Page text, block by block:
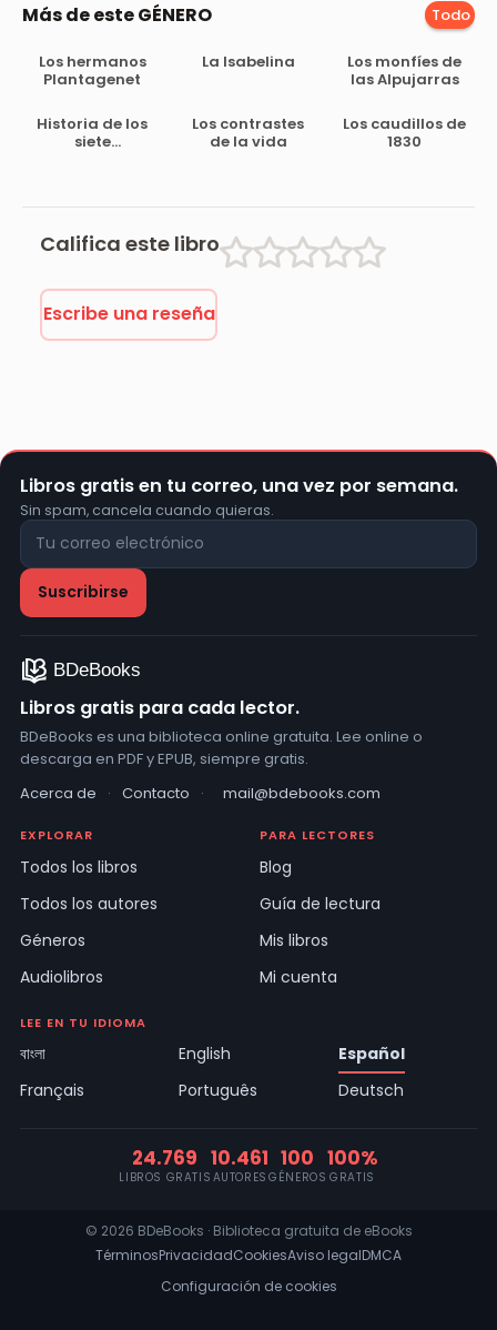
Más de este GÉNERO Todo
Los hermanos
Plantagenet
La Isabelina
Los monfíes de
las Alpujarras
Historia de los
siete
Los contrastes
de la vida
Los caudillos de
1830
Califica este libro
Escribe una reseña
Libros gratis en tu correo, una vez por semana.
Sin spam, cancela cuando quieras.
Libros gratis para cada lector.
BDeBooks es una biblioteca online gratuita. Lee online o
descarga en PDF y EPUB, siempre gratis.
Acerca de
· Contacto · mail@bdebooks.com
EXPLORAR
Todos los libros
Todos los autores
Géneros
Audiolibros
PARA LECTORES
Blog
Guía de lectura
Mis libros
Mi cuenta
LEE EN TU IDIOMA
বাংলা English
Español
Français
Português Deutsch
24.769
LIBROS GRATIS
10.461
AUTORES
100
GÉNEROS
100%
GRATIS
© 2026 BDeBooks · Biblioteca gratuita de eBooks
TérminosPrivacidadCookiesAviso legalDMCA
Configuración de cookies